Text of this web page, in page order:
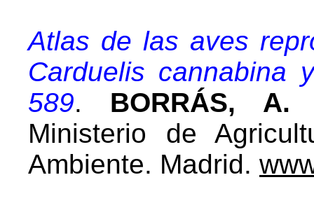
Atlas de las aves
Carduelis cannabina
589. BORRÁS,
Ministerio de
Ambiente. Madrid.